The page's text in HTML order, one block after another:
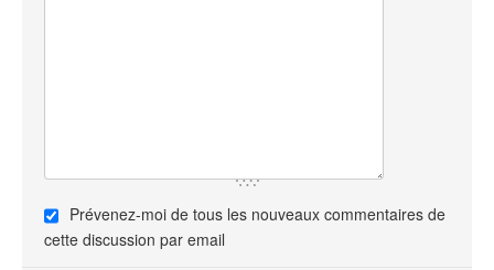
Prévenez-moi de tous les nouveaux commentaires de
cette discussion par email